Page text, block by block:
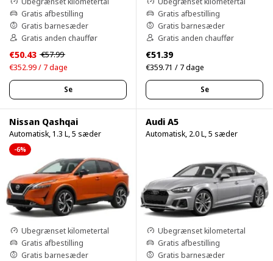
Gratis afbestilling
Gratis barnesæder
Gratis anden chauffør
€50.43 €57.99
€352.99 / 7 dage
Se
Gratis afbestilling
Gratis barnesæder
Gratis anden chauffør
€51.39
€359.71 / 7 dage
Se
Nissan Qashqai
Automatisk, 1.3 L, 5 sæder
-6%
Ubegrænset kilometertal
Gratis afbestilling
Gratis barnesæder
Audi A5
Automatisk, 2.0 L, 5 sæder
Ubegrænset kilometertal
Gratis afbestilling
Gratis barnesæder